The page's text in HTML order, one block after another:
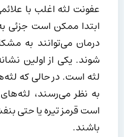
عفونت لثه اغلب با
ابتدا ممکن است جزئی
درمان می‌توانند به
شوند. یکی از اولین
لثه است. در حالی که
به نظر می‌رسند،
است قرمز تیره یا
باشند.